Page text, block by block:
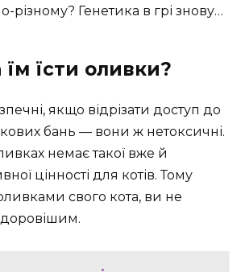
різному? Генетика в грі знову…
їм їсти оливки?
якщо відрізати доступ до
бань — вони ж нетоксичні.
немає такої вже й
цінності для котів. Тому
свого кота, ви не